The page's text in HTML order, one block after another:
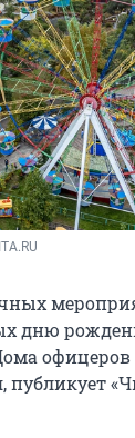
дню
офицеров
публикует